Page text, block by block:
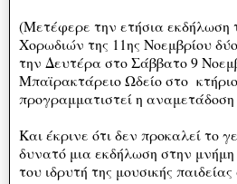
(Μετέφερε την ετήσια εκδήλωση
Χορωδιών της 11ης Νοεμβρίου
την Δευτέρα στο Σάββατο 9
Μπαϊρακτάρειο Ωδείο στο
προγραμματιστεί η
Και έκρινε ότι δεν προκαλεί το
δυνατό μια εκδήλωση στην
του ιδρυτή της μουσικής